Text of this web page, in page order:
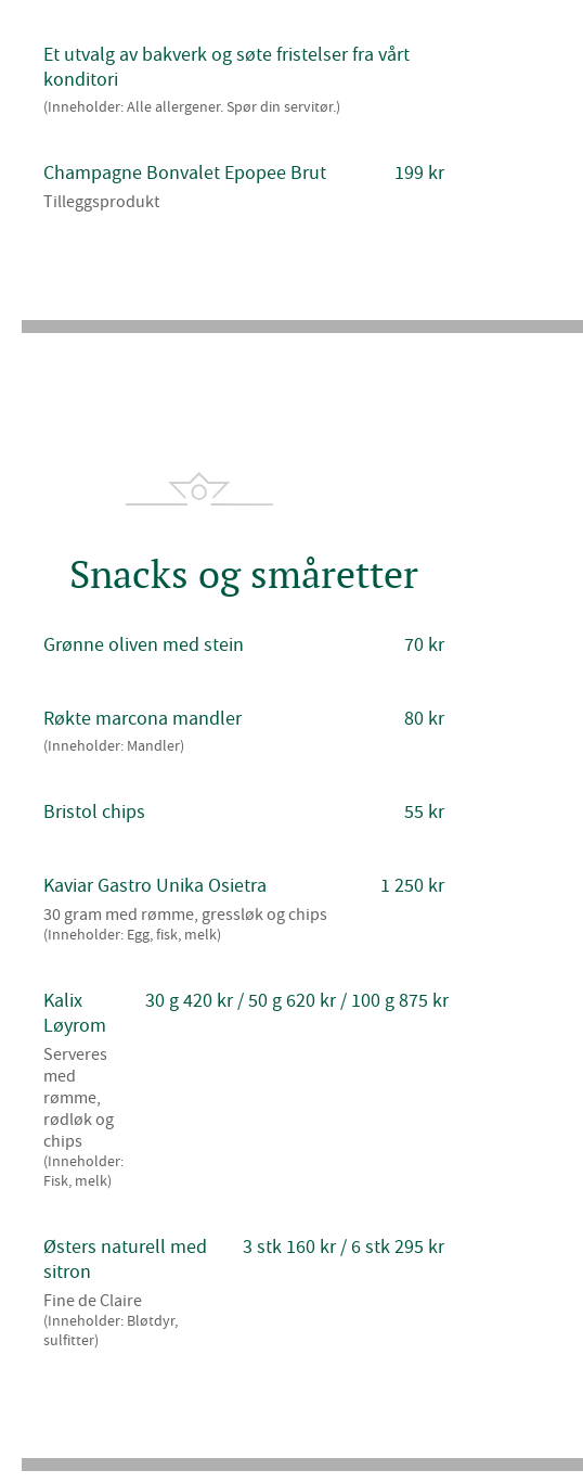
Et utvalg av bakverk og søte fristelser fra vårt
konditori
(Inneholder: Alle allergener. Spør din servitør.)
Champagne Bonvalet Epopee Brut
Tilleggsprodukt
199 kr
Snacks og småretter
Grønne oliven med stein 70 kr
Røkte marcona mandler
(Inneholder: Mandler)
80 kr
Bristol chips 55 kr
Kaviar Gastro Unika Osietra
30 gram med rømme, gressløk og chips
(Inneholder: Egg, fisk, melk)
1 250 kr
Kalix
Løyrom
Serveres
med
rømme,
rødløk og
chips
(Inneholder:
Fisk, melk)
30 g 420 kr / 50 g 620 kr / 100 g 875 kr
Østers naturell med
sitron
Fine de Claire
(Inneholder: Bløtdyr,
sulfitter)
3 stk 160 kr / 6 stk 295 kr